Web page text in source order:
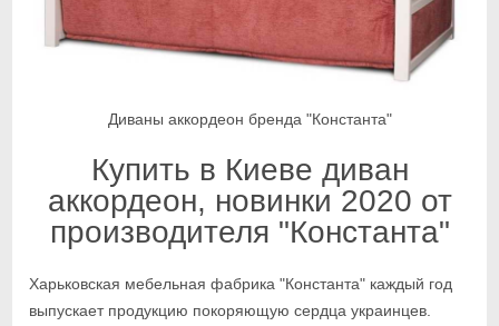
Диваны аккордеон бренда "Константа"
Купить в Киеве диван
аккордеон, новинки 2020 от
производителя "Константа"
Харьковская мебельная фабрика "Константа" каждый год
выпускает продукцию покоряющую сердца украинцев.